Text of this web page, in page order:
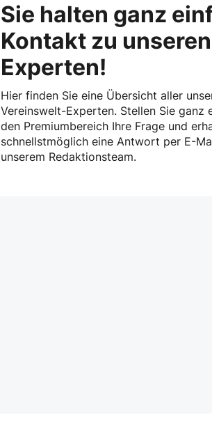
Sie halten ganz
Kontakt zu unseren
Experten!
Hier finden Sie eine Übersicht aller
Vereinswelt-Experten. Stellen Sie ganz
den Premiumbereich Ihre Frage und
schnellstmöglich eine Antwort per E-
unserem Redaktionsteam.